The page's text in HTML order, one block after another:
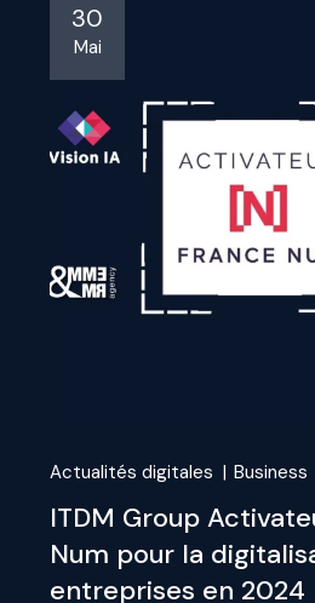
30
Mai
Actualités digitales Business
ITDM Group
Num pour la
entreprises en 2024